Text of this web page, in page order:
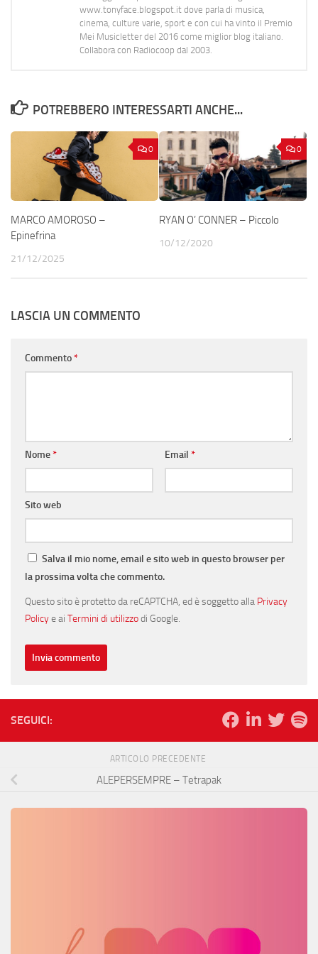
www.tonyface.blogspot.it dove parla di musica,
cinema, culture varie, sport e con cui ha vinto il Premio
Mei Musicletter del 2016 come miglior blog italiano.
Collabora con Radiocoop dal 2003.
POTREBBERO INTERESSARTI ANCHE...
0
MARCO AMOROSO –
Epinefrina
21/12/2025
0
RYAN O’ CONNER – Piccolo
10/12/2020
LASCIA UN COMMENTO
Commento*
Nome* Email *
Sito web
Salva il mio nome, email e sito web in questo browser per
la prossima volta che commento.
Questo sito è protetto da reCAPTCHA, ed è soggetto alla Privacy
Policye ai Termini di utilizzodi Google.
SEGUICI:
ARTICOLO PRECEDENTE
ALEPERSEMPRE – Tetrapak